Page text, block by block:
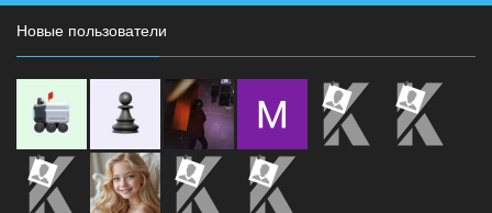
Новые пользователи